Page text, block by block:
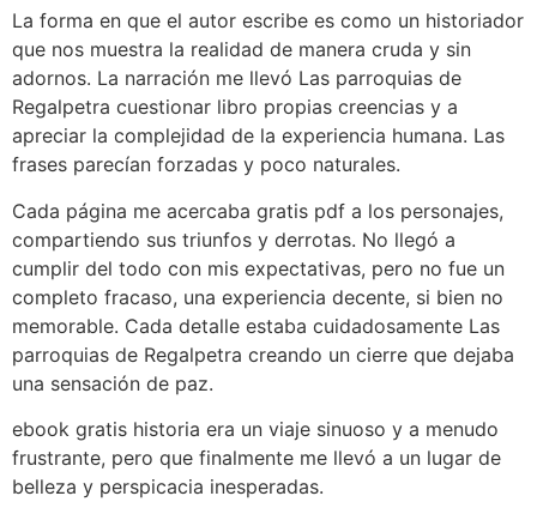
La forma en que el autor escribe es como un historiador
que nos muestra la realidad de manera cruda y sin
adornos. La narración me llevó Las parroquias de
Regalpetra cuestionar libro propias creencias y a
apreciar la complejidad de la experiencia humana. Las
frases parecían forzadas y poco naturales.
Cada página me acercaba gratis pdf a los personajes,
compartiendo sus triunfos y derrotas. No llegó a
cumplir del todo con mis expectativas, pero no fue un
completo fracaso, una experiencia decente, si bien no
memorable. Cada detalle estaba cuidadosamente Las
parroquias de Regalpetra creando un cierre que dejaba
una sensación de paz.
ebook gratis historia era un viaje sinuoso y a menudo
frustrante, pero que finalmente me llevó a un lugar de
belleza y perspicacia inesperadas.